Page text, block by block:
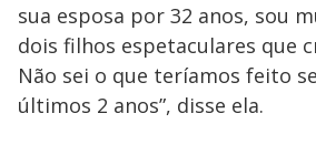
sua esposa por 32 anos, sou
dois filhos espetaculares que
Não sei o que teríamos feito
últimos 2 anos”, disse ela.